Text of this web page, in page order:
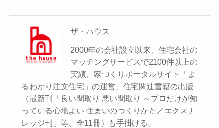
ザ・ハウス
2000年の会社設立以来、住宅会社の
マッチングサービスで2100件以上の
実績。家づくりポータルサイト「ま
るわかり注文住宅」の運営、住宅関連書籍の出版
（最新刊「良い間取り 悪い間取り ～プロだけが知
っている心地よい 住まいのつくりかた／エクスナ
レッジ刊」等、全11冊）も手掛ける。